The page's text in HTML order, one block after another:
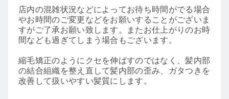
店内の混雑状況などによってお待ち時間がでる場合
やお時間のご変更などをお願いすることがございま
すがご了承お願い致します。またお仕上がりのお時
間なども過ぎてしまう場合もございます。
縮毛矯正のようにクセを伸ばすのではなく、髪内部
の結合組織を整え直して髪内部の歪み、ガタつきを
改善して扱いやすい髪質にします。